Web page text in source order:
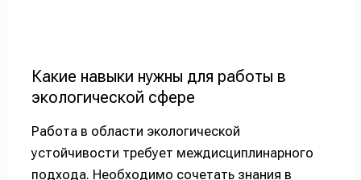
Какие навыки нужны для работы в
экологической сфере
Работа в области экологической
устойчивости требует междисциплинарного
подхода. Необходимо сочетать знания в